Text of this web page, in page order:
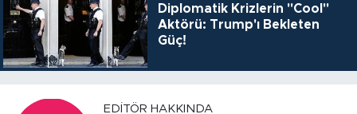
Diplomatik Krizlerin "Cool"
Aktörü: Trump'ı Bekleten
Güç!
EDITÖR HAKKINDA